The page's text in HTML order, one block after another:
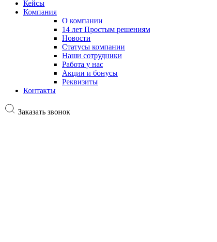
Кейсы
Компания
О компании
14 лет Простым решениям
Новости
Статусы компании
Наши сотрудники
Работа у нас
Акции и бонусы
Реквизиты
Контакты
Заказать звонок